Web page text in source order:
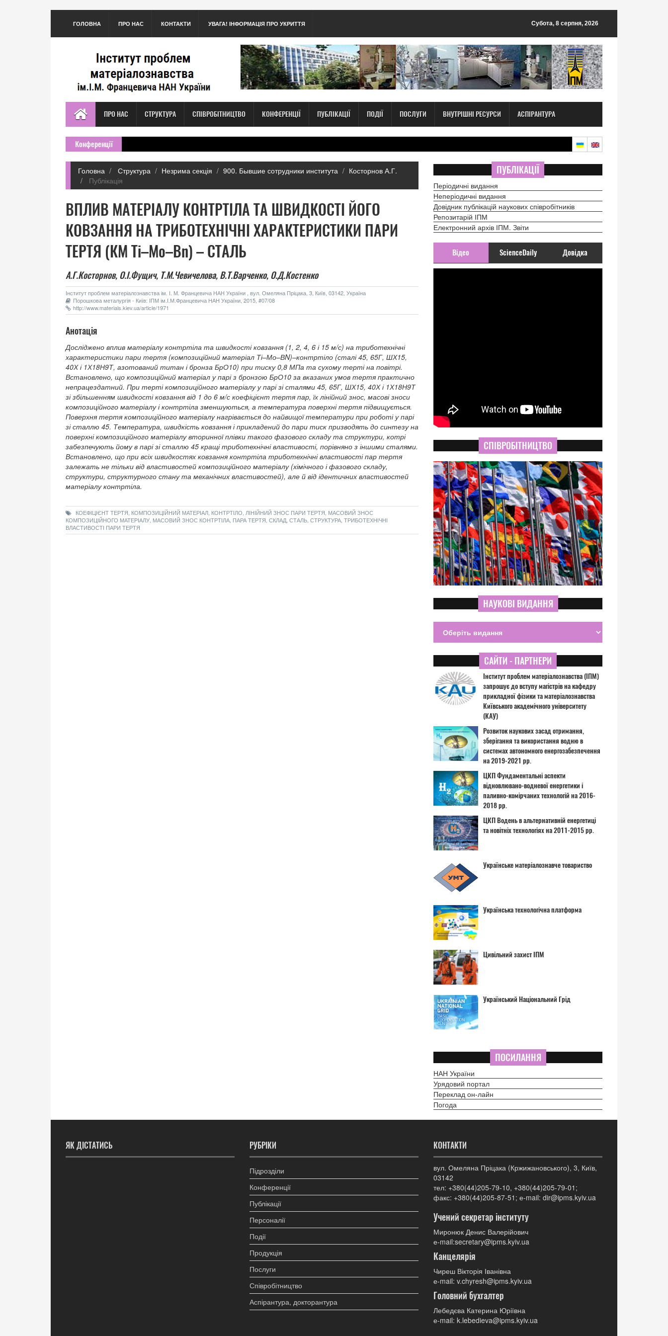
ГОЛОВНА ПРО НАС КОНТАКТИ УВАГА! ІНФОРМАЦІЯ ПРО УКРИТТЯ Субота, 8 серпня, 2026
ПРО НАС СТРУКТУРА СПІВРОБІТНИЦТВО КОНФЕРЕНЦІЇ ПУБЛІКАЦІЇ ПОДІЇ ПОСЛУГИ ВНУТРІШНІ РЕСУРСИ АСПІРАНТУРА
Конференції
Головна Структура Незрима секція 900. Бывшие сотрудники института
Косторнов А.Г.
Публікація
ВПЛИВ МАТЕРІАЛУ КОНТРТІЛА ТА ШВИДКОСТІ ЙОГО
КОВЗАННЯ НА ТРИБОТЕХНІЧНІ ХАРАКТЕРИСТИКИ ПАРИ
ТЕРТЯ (КМ Ті–Мо–Вn) – СТАЛЬ
А.Г.Косторнов, О.І.Фущич, Т.М.Чевичелова, В.Т.Варченко, О.Д.Костенко
Інститут проблем матеріалознавства ім. І. М. Францевича НАН України , вул. Омеляна Пріцака, 3, Київ, 03142, Україна
Порошкова металургія - Київ: ІПМ ім.І.М.Францевича НАН України, 2015, #07/08
http://www.materials.kiev.ua/article/1971
Анотація
Досліджено вплив матеріалу контртіла та швидкості ковзання (1, 2, 4, 6 і 15 м/с) на триботехнічні
характеристики пари тертя (композиційний матеріал Ті–Мо–ВN)–контртіло (сталі 45, 65Г, ШХ15,
40Х і 1Х18Н9Т, азотований титан і бронза БрО10) при тиску 0,8 МПа та сухому терті на повітрі.
Встановлено, що композиційний матеріал у парі з бронзою БрО10 за вказаних умов тертя практично
непрацездатний. При терті композиційного матеріалу у парі зі сталями 45, 65Г, ШХ15, 40Х і 1Х18Н9Т
зі збільшенням швидкості ковзання від 1 до 6 м/с коефіцієнт тертя пар, їх лінійний знос, масові зноси
композиційного матеріалу і контртіла зменшуються, а температура поверхні тертя підвищується.
Поверхня тертя композиційного матеріалу нагрівається до найвищої температури при роботі у парі
зі сталлю 45. Температура, швидкість ковзання і прикладений до пари тиск призводять до синтезу на
поверхні композиційного матеріалу вторинної плівки такого фазового складу та структури, котрі
забезпечують йому в парі зі сталлю 45 кращі триботехнічні властивості, порівняно з іншими сталями.
Встановлено, що при всіх швидкостях ковзання контртіла триботехнічні властивості пар тертя
залежать не тільки від властивостей композиційного матеріалу (хімічного і фазового складу,
структури, структурного стану та механічних властивостей), але й від ідентичних властивостей
матеріалу контртіла.
КОЕФІЦІЄНТ ТЕРТЯ, КОМПОЗИЦІЙНИЙ МАТЕРІАЛ, КОНТРТІЛО, ЛІНІЙНИЙ ЗНОС ПАРИ ТЕРТЯ, МАСОВИЙ ЗНОС
КОМПОЗИЦІЙНОГО МАТЕРІАЛУ, МАСОВИЙ ЗНОС КОНТРТІЛА, ПАРА ТЕРТЯ, СКЛАД, СТАЛЬ, СТРУКТУРА, ТРИБОТЕХНІЧНІ
ВЛАСТИВОСТІ ПАРИ ТЕРТЯ
ПУБЛІКАЦІЇ
Періодичні видання
Неперіодичні видання
Довідник публікацій наукових співробітників
Репозитарій ІПМ
Електронний архів ІПМ. Звіти
Відео ScienceDaily Довідка
СПІВРОБІТНИЦТВО
НАУКОВІ ВИДАННЯ
САЙТИ - ПАРТНЕРИ
Інститут проблем матеріалознавства (ІПМ)
запрошує до вступу магістрів на кафедру
прикладної фізики та матеріалознавства
Київського академічного університету
(КАУ)
Розвиток наукових засад отримання,
зберігання та використання водню в
системах автономного енергозабезпечення
на 2019-2021 рр.
ЦКП Фундаментальні аспекти
відновлювано-водневої енергетики і
паливно-комірчаних технологій на 2016-
2018 рр.
ЦКП Водень в альтернативній енергетиці
та новітніх технологіях на 2011-2015 рр.
Українське матеріалознавче товариство
Українська технологічна платформа
Цивільний захист ІПМ
Український Національний Грід
ПОСИЛАННЯ
НАН України
Урядовий портал
Переклад он-лайн
Погода
ЯК ДІСТАТИСЬ РУБРІКИ
Підрозділи
Конференції
Публікації
Персоналії
Події
Продукція
Послуги
Співробітництво
Аспірантура, докторантура
КОНТАКТИ
вул. Омеляна Пріцака (Кржижановського), 3, Київ,
03142
тел: +380(44)205-79-10, +380(44)205-79-01;
факс: +380(44)205-87-51; е-mail: dir@ipms.kyiv.ua
Учений секретар інституту
Миронюк Денис Валерійович
е-mail:secretary@ipms.kyiv.ua
Канцелярія
Чиреш Вікторія Іванівна
е-mail: v.chyresh@ipms.kyiv.ua
Головний бухгалтер
Лебедєва Катерина Юріївна
е-mail: k.lebedieva@ipms.kyiv.ua